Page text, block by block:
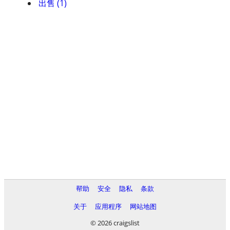
出售 (1)
帮助 安全 隐私
条款
关于
应用程序
网站地图
© 2026 craigslist